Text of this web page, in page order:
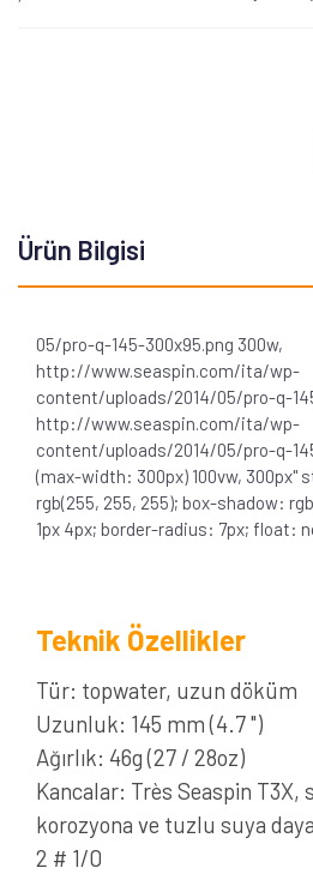
Ürün Bilgisi
05/pro-q-145-300x95.png 300w,
http://www.seaspin.com/ita/wp-
content/uploads/2014/05/pro-q-
http://www.seaspin.com/ita/wp-
content/uploads/2014/05/pro-q-
(max-width: 300px) 100vw, 300px"
rgb(255, 255, 255); box-shadow:
1px 4px; border-radius: 7px; float:
Teknik Özellikler
Tür: topwater, uzun döküm
Uzunluk: 145 mm (4.7 ")
Ağırlık: 46g (27 / 28oz)
Kancalar: Très Seaspin T3X,
korozyona ve tuzlu suya
2 # 1/0